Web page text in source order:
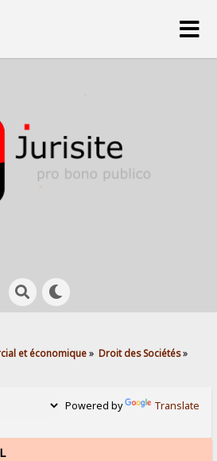
et économique» Droit des Sociétés»
Powered by Translate